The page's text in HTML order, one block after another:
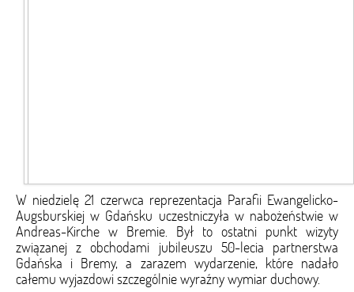
W niedzielę 21 czerwca reprezentacja Parafii Ewangelicko-
Augsburskiej w Gdańsku uczestniczyła w nabożeństwie w
Andreas-Kirche w Bremie. Był to ostatni punkt wizyty
związanej z obchodami jubileuszu 50-lecia partnerstwa
Gdańska i Bremy, a zarazem wydarzenie, które nadało
całemu wyjazdowi szczególnie wyraźny wymiar duchowy.